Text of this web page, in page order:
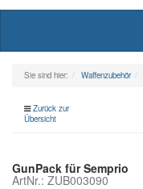
Sie sind hier: Waffenzubehör
Zurück zur
Übersicht
GunPack für Semprio
ArtNr.: ZUB003090